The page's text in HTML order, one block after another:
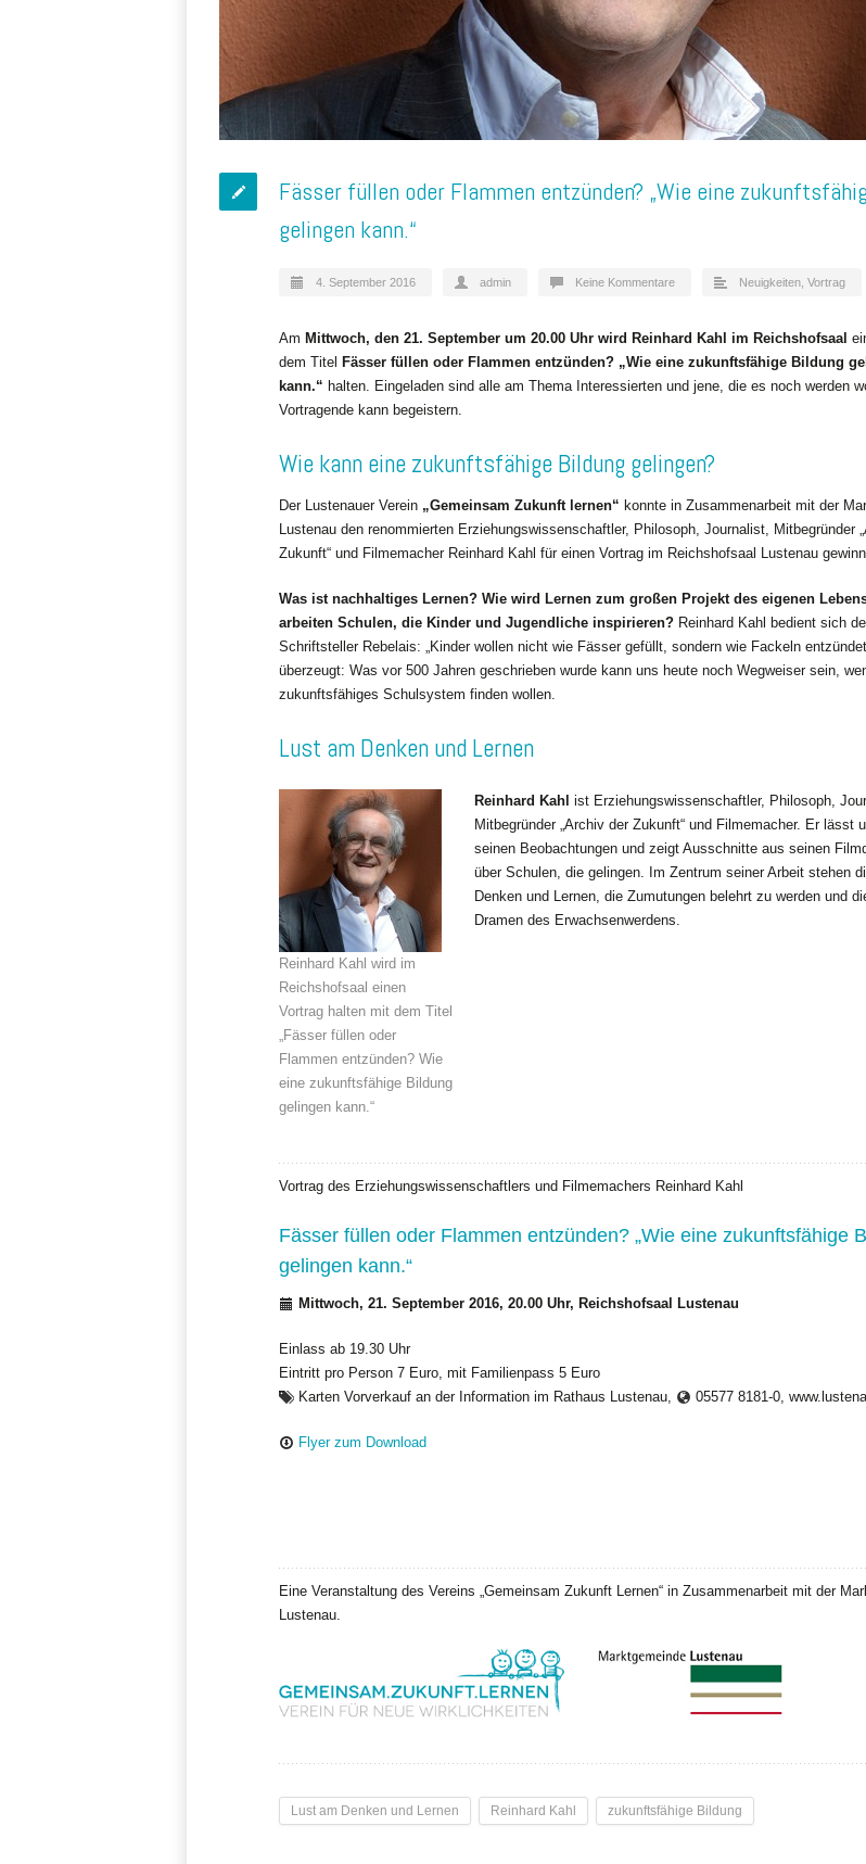
Fässer füllen oder Flammen entzünden? „Wie eine
gelingen kann.“
4. September 2016 admin Keine Kommentare Neuigkeiten Vortrag
Am Mittwoch, den 21. September um 20.00 Uhr wird Reinhard Kahl im Reichshofsaal
dem Titel Fässer füllen oder Flammen entzünden? „Wie eine zukunftsfähige Bildung
kann.“ halten. Eingeladen sind alle am Thema Interessierten und jene, die es noch werden
Vortragende kann begeistern.
Wie kann eine zukunftsfähige Bildung gelingen?
Der Lustenauer Verein „Gemeinsam Zukunft lernen“ konnte in Zusammenarbeit mit der
Lustenau den renommierten Erziehungswissenschaftler, Philosoph, Journalist, Mitbegründer
Zukunft“ und Filmemacher Reinhard Kahl für einen Vortrag im Reichshofsaal Lustenau
Was ist nachhaltiges Lernen? Wie wird Lernen zum großen Projekt des eigenen
arbeiten Schulen, die Kinder und Jugendliche inspirieren? Reinhard Kahl bedient sich
Schriftsteller Rebelais: „Kinder wollen nicht wie Fässer gefüllt, sondern wie Fackeln
überzeugt: Was vor 500 Jahren geschrieben wurde kann uns heute noch Wegweiser sein,
zukunftsfähiges Schulsystem finden wollen.
Lust am Denken und Lernen
Reinhard Kahl wird im
Reichshofsaal einen
Vortrag halten mit dem Titel
„Fässer füllen oder
Flammen entzünden? Wie
eine zukunftsfähige Bildung
gelingen kann.“
Reinhard Kahl ist Erziehungswissenschaftler, Philosoph,
Mitbegründer „Archiv der Zukunft“ und Filmemacher. Er lässt
seinen Beobachtungen und zeigt Ausschnitte aus seinen
über Schulen, die gelingen. Im Zentrum seiner Arbeit stehen
Denken und Lernen, die Zumutungen belehrt zu werden und
Dramen des Erwachsenwerdens.
Vortrag des Erziehungswissenschaftlers und Filmemachers Reinhard Kahl
Fässer füllen oder Flammen entzünden? „Wie eine zukunftsfähige
gelingen kann.“
Mittwoch, 21. September 2016, 20.00 Uhr, Reichshofsaal Lustenau
Einlass ab 19.30 Uhr
Eintritt pro Person 7 Euro, mit Familienpass 5 Euro
Karten Vorverkauf an der Information im Rathaus Lustenau,
05577 8181-0,
Flyer zum Download
Eine Veranstaltung des Vereins „Gemeinsam Zukunft Lernen“ in Zusammenarbeit mit der
Lustenau.
Lust am Denken und Lernen Reinhard Kahl zukunftsfähige Bildung